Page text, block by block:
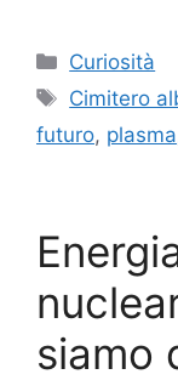
Categorie
Curiosità
Tag
Cimitero
futuro, plasma
siamo